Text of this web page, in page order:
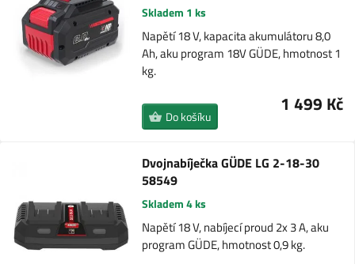
Skladem 1 ks
Napětí 18 V, kapacita akumulátoru 8,0
Ah, aku program 18V GÜDE, hmotnost 1
kg.
1 499 Kč
Do košíku
Dvojnabíječka GÜDE LG 2-18-30
58549
Skladem 4 ks
Napětí 18 V, nabíjecí proud 2x 3 A, aku
program GÜDE, hmotnost 0,9 kg.